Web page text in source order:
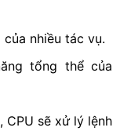
nhiều tác vụ.
tổng thể của
CPU sẽ xử lý lệnh